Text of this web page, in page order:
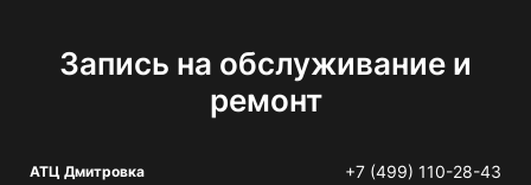
Запись на обслуживание и
ремонт
АТЦ Дмитровка +7 (499) 110-28-43